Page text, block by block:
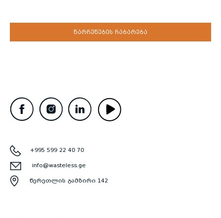
ნარჩენების ჩაბარება
+995 599 22 40 70
info@wasteless.ge
წერეთლის გამზირი 142